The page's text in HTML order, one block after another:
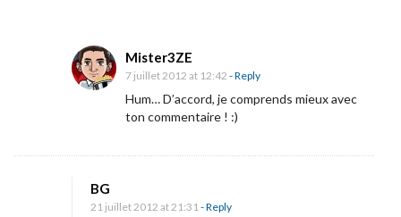
n
t
e
n
t
Mister3ZE
7 juillet 2012 at 12:42 - Reply
Hum… D’accord, je comprends mieux avec
ton commentaire ! :)
BG
21 juillet 2012 at 21:31- Reply